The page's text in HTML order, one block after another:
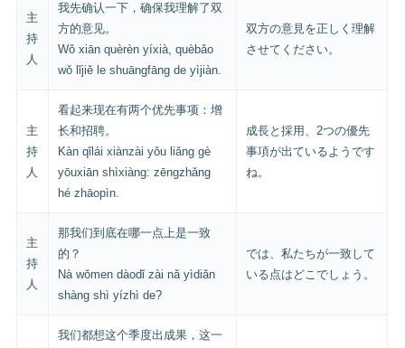
主
持
人
我先确认一下，确保我理解了双
方的意见。
Wǒ xiān quèrèn yíxià, quèbǎo
wǒ lǐjiě le shuāngfāng de yìjiàn.
双方の意見を正しく理解
させてください。
主
持
人
看起来现在有两个优先事项：增
长和招聘。
Kàn qǐlái xiànzài yǒu liǎng gè
yōuxiān shìxiàng: zēngzhǎng
hé zhāopìn.
成長と採用、2つの優先
事項が出ているようです
ね。
主
持
人
那我们到底在哪一点上是一致
的？
Nà wǒmen dàodǐ zài nǎ yìdiǎn
shàng shì yízhì de?
では、私たちが一致して
いる点はどこでしょう。
我们都想这个季度出成果，这一